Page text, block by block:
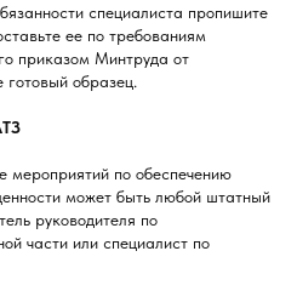
специалиста пропишите
ее по требованиям
приказом Минтруда от
образец.
мероприятий по обеспечению
может быть любой штатный
руководителя по
части или специалист по